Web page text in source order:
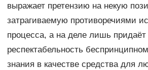
выражает претензию на некую
затрагиваемую противоречиями
процесса, а на деле лишь
респектабельность
знания в качестве средства для